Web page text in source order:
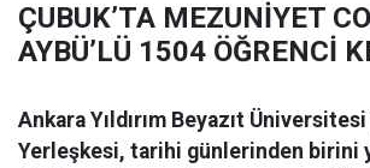
ÇUBUK’TA MEZUNİYET
AYBÜ’LÜ 1504 ÖĞRENCİ
Ankara Yıldırım Beyazıt
Yerleşkesi, tarihi günlerinden birini